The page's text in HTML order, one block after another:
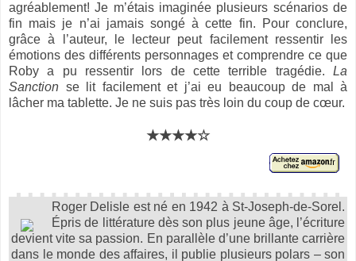
agréablement! Je m’étais imaginée plusieurs scénarios de
fin mais je n’ai jamais songé à cette fin. Pour conclure,
grâce à l’auteur, le lecteur peut facilement ressentir les
émotions des différents personnages et comprendre ce que
Roby a pu ressentir lors de cette terrible tragédie. La
Sanction se lit facilement et j’ai eu beaucoup de mal à
lâcher ma tablette. Je ne suis pas très loin du coup de cœur.
★★★★☆
Roger Delisle est né en 1942 à St-Joseph-de-Sorel.
Épris de littérature dès son plus jeune âge, l’écriture
devient vite sa passion. En parallèle d’une brillante carrière
dans le monde des affaires, il publie plusieurs polars – son